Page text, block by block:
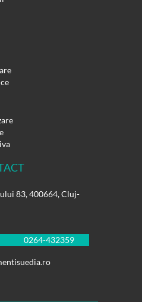
83, 400664, Cluj-
0264-432359